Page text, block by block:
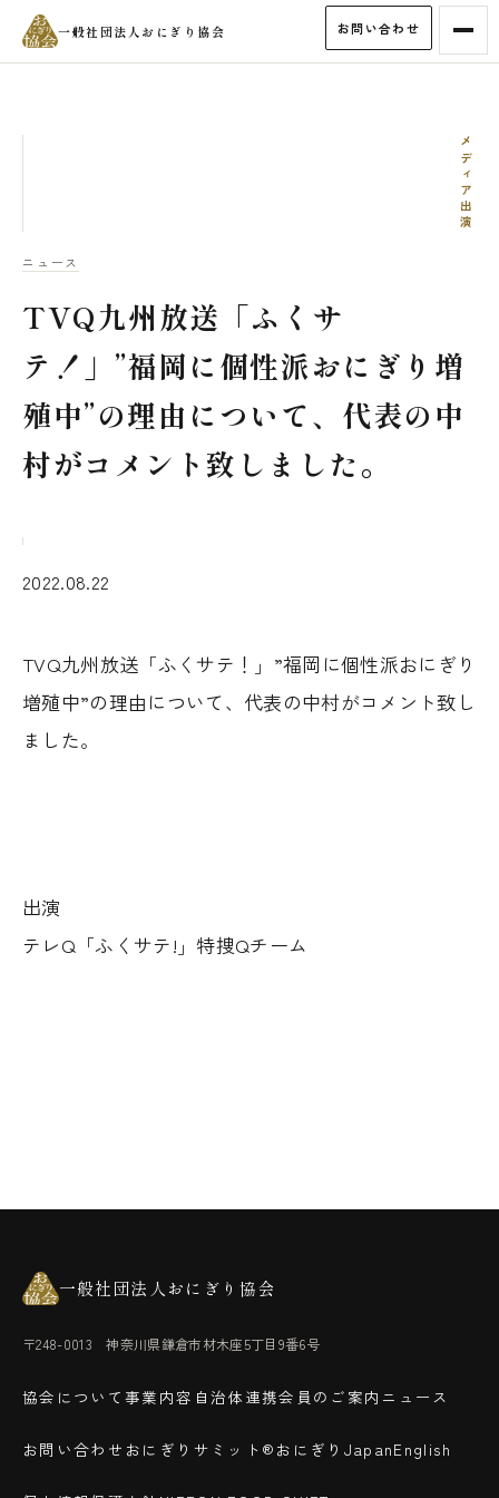
一般社団法人おにぎり協会 お問い合わせ
メディア出演
ニュース
TVQ九州放送「ふくサ
テ！」”福岡に個性派おにぎり増
殖中”の理由について、代表の中
村がコメント致しました。
2022.08.22
TVQ九州放送「ふくサテ！」”福岡に個性派おにぎり
増殖中”の理由について、代表の中村がコメント致し
ました。
出演
テレQ「ふくサテ!」特捜Qチーム
一般社団法人おにぎり協会
〒248-0013 神奈川県鎌倉市材木座5丁目9番6号
協会について事業内容 自治体連携会員のご案内 ニュース
お問い合わせ おにぎりサミット® おにぎりJapanEnglish